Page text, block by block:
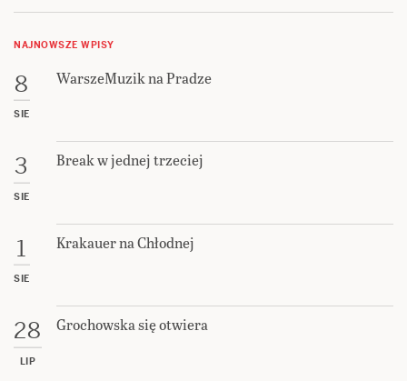
NAJNOWSZE WPISY
8
SIE
WarszeMuzik na Pradze
3
SIE
Break w jednej trzeciej
1
SIE
Krakauer na Chłodnej
28
LIP
Grochowska się otwiera